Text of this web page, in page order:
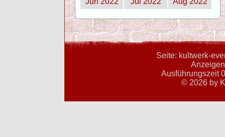
Seite: kultwerk-
Ausführungszeit
© 2026 by